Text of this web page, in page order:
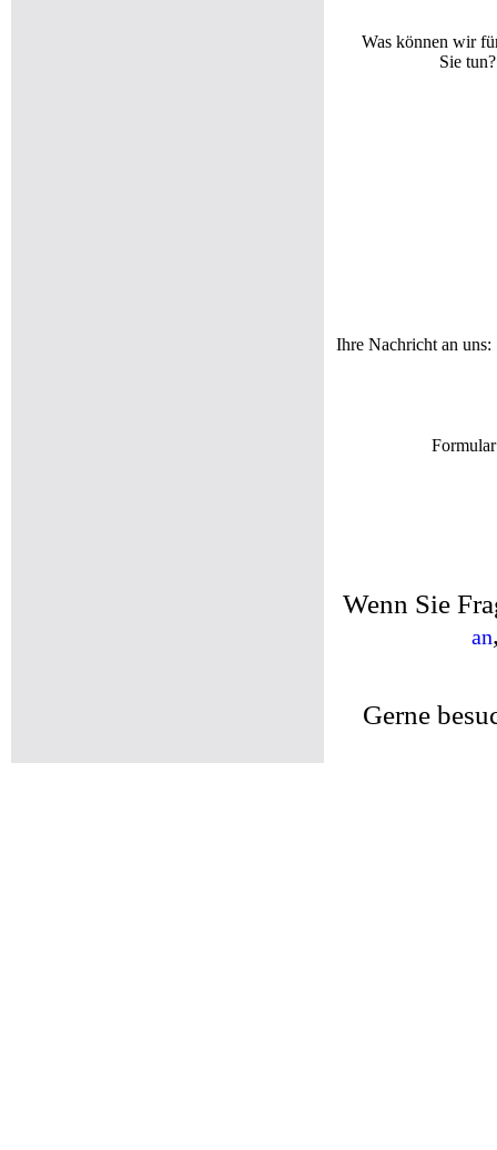
Was können wir
Sie
Ihre Nachricht an uns:
Wenn Sie
an
Gerne